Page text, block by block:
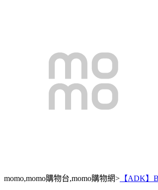
momo,momo購物台,momo購物網> 【ADK】